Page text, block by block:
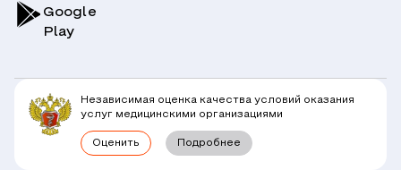
Клиники
Комплексные программы
Симптомы
Правовая информация
Горячая линия / контроль качества
Вопрос-Ответ по ОМС
Прямое прикрепление сотрудников
Google
Play
Независимая оценка качества условий оказания
услуг медицинскими организациями
Оценить Подробнее